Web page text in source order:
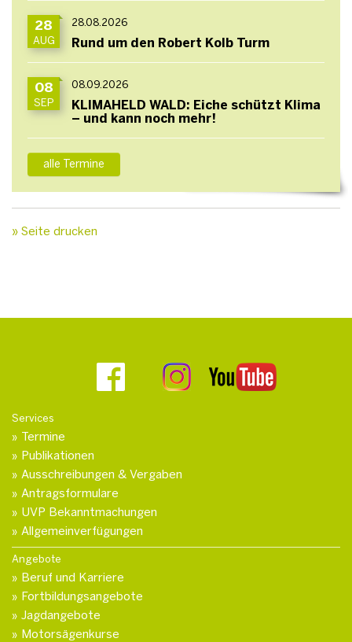
28
AUG
28.08.2026
Rund um den Robert Kolb Turm
08
SEP
08.09.2026
KLIMAHELD WALD: Eiche schützt Klima
– und kann noch mehr!
alle Termine
» Seite drucken
Services
Termine
Publikationen
Ausschreibungen & Vergaben
Antragsformulare
UVP Bekanntmachungen
Allgemeinverfügungen
Angebote
Beruf und Karriere
Fortbildungsangebote
Jagdangebote
Motorsägenkurse